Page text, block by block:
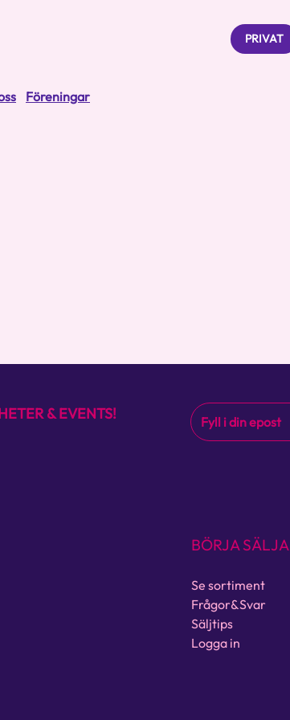
PRIVAT
Föreningar
& EVENTS!
BÖRJA SÄLJA
Se sortiment
Frågor&Svar
Säljtips
Logga in